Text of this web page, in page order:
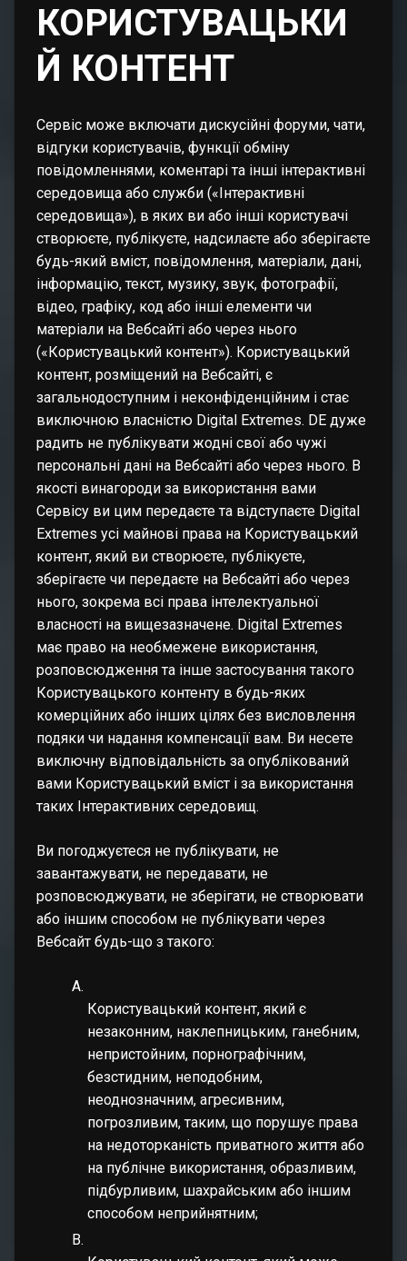
КОРИСТУВАЦЬКИ
Й КОНТЕНТ
Сервіс може включати дискусійні форуми, чати,
відгуки користувачів, функції обміну
повідомленнями, коментарі та інші інтерактивні
середовища або служби («Інтерактивні
середовища»), в яких ви або інші користувачі
створюєте, публікуєте, надсилаєте або зберігаєте
будь-який вміст, повідомлення, матеріали, дані,
інформацію, текст, музику, звук, фотографії,
відео, графіку, код або інші елементи чи
матеріали на Вебсайті або через нього
(«Користувацький контент»). Користувацький
контент, розміщений на Вебсайті, є
загальнодоступним і неконфіденційним і стає
виключною власністю Digital Extremes. DE дуже
радить не публікувати жодні свої або чужі
персональні дані на Вебсайті або через нього. В
якості винагороди за використання вами
Сервісу ви цим передаєте та відступаєте Digital
Extremes усі майнові права на Користувацький
контент, який ви створюєте, публікуєте,
зберігаєте чи передаєте на Вебсайті або через
нього, зокрема всі права інтелектуальної
власності на вищезазначене. Digital Extremes
має право на необмежене використання,
розповсюдження та інше застосування такого
Користувацького контенту в будь-яких
комерційних або інших цілях без висловлення
подяки чи надання компенсації вам. Ви несете
виключну відповідальність за опублікований
вами Користувацький вміст і за використання
таких Інтерактивних середовищ.
Ви погоджуєтеся не публікувати, не
завантажувати, не передавати, не
розповсюджувати, не зберігати, не створювати
або іншим способом не публікувати через
Вебсайт будь-що з такого:
Користувацький контент, який є
незаконним, наклепницьким, ганебним,
непристойним, порнографічним,
безстидним, неподобним,
неоднозначним, агресивним,
погрозливим, таким, що порушує права
на недоторканість приватного життя або
на публічне використання, образливим,
підбурливим, шахрайським або іншим
способом неприйнятним;